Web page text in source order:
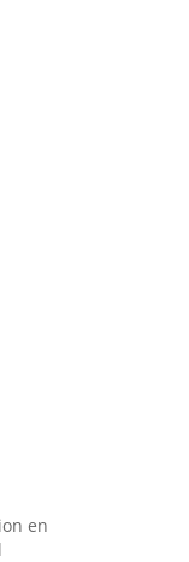
en